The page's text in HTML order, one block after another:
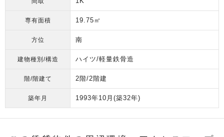
専有面積 19.75㎡
方位 南
建物種別/構造 ハイツ/軽量鉄骨造
階/階建て 2階/2階建
築年月 1993年10月 (築32年)